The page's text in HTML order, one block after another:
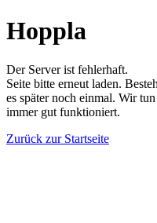
Hoppla
Der Server ist fehlerhaft.
Seite bitte erneut laden.
es später noch einmal. Wir
immer gut funktioniert.
Zurück zur Startseite